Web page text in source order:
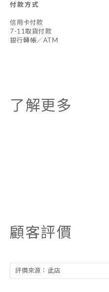
付款方式
信用卡付款
7-11取貨付款
銀行轉帳／ATM
了解更多
顧客評價